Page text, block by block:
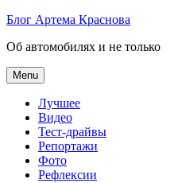
Skip
content
Блог Артема Краснова
Об автомобилях и не только
Menu
Лучшее
Видео
Тест-драйвы
Репортажи
Фото
Рефлексии